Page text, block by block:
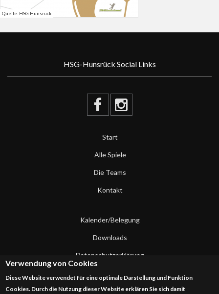
Quelle: HSG Hunsrück
HSG-Hunsrück Social Links
Start
Alle Spiele
Die Teams
Kontakt
Kalender/Belegung
Downloads
Datenschutzerklärung
Kontakt
Verwendung von Cookies
Diese Website verwendet für eine optimale Darstellung und Funktion
Cookies. Durch die Nutzung dieser Website erklären Sie sich damit